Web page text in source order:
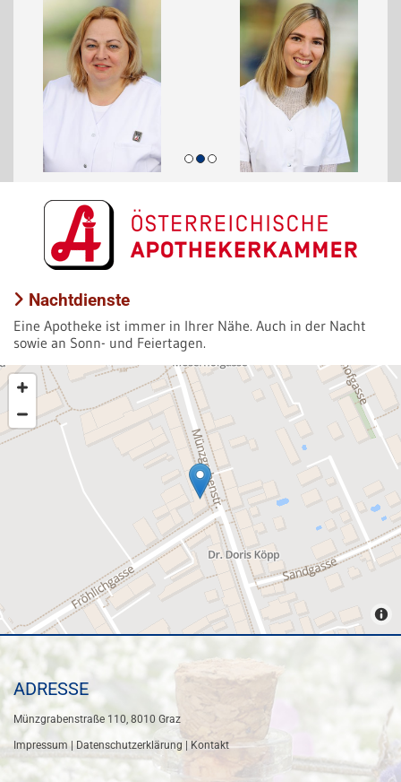
 Nachtdienste
Eine Apotheke ist immer in Ihrer Nähe. Auch in der Nacht
sowie an Sonn- und Feiertagen.
ADRESSE
Münzgrabenstraße 110, 8010 Graz
Impressum Datenschutzerklärung Kontakt